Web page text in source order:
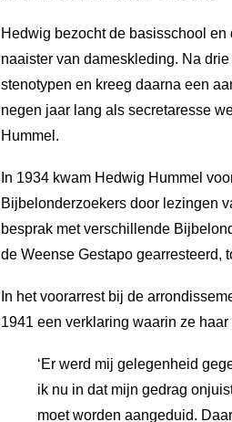
Hedwig bezocht de basisschool
naaister van dameskleding. Na
stenotypen en kreeg daarna een
negen jaar lang als secretaresse
Hummel.
In 1934 kwam Hedwig Hummel
Bijbelonderzoekers door lezingen
besprak met verschillende
de Weense Gestapo gearresteerd,
In het voorarrest bij de
1941 een verklaring waarin ze
‘Er werd mij gelegenheid
ik nu in dat mijn gedrag
moet worden aangeduid.